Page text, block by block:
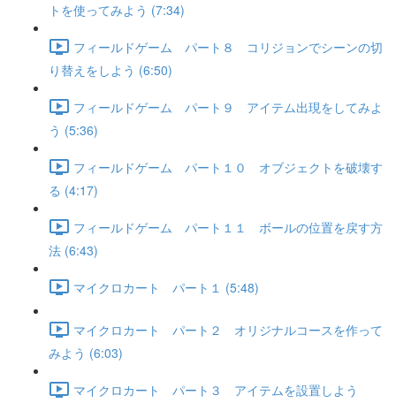
トを使ってみよう (7:34)
フィールドゲーム パート８ コリジョンでシーンの切
り替えをしよう (6:50)
フィールドゲーム パート９ アイテム出現をしてみよ
う (5:36)
フィールドゲーム パート１０ オブジェクトを破壊す
る (4:17)
フィールドゲーム パート１１ ボールの位置を戻す方
法 (6:43)
マイクロカート パート１ (5:48)
マイクロカート パート２ オリジナルコースを作って
みよう (6:03)
マイクロカート パート３ アイテムを設置しよう